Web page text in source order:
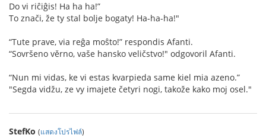
Do vi riĉiĝis! Ha ha ha!”
To znači, že ty stal bolje bogaty! Ha-ha-ha!"
“Tute prave, via reĝa moŝto!” respondis Afanti.
“Sovršeno věrno, vaše hansko veličstvo!" odgovoril Afanti.
“Nun mi vidas, ke vi estas kvarpieda same kiel mia azeno.”
"Segda vidžu, ze vy imajete četyri nogi, takože kako moj osel."
StefKo (แสดงโปรไฟล์)